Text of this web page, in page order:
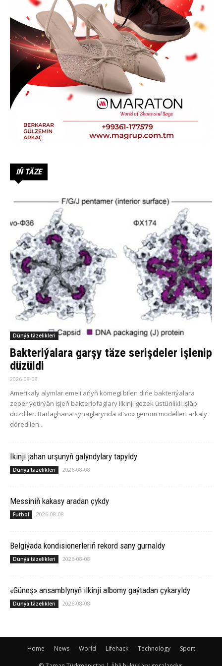
IŇ TÄZE
Dünýä täzelikleri
Bakteriýalara garşy täze serişdeler işlenip
düzüldi
2026-08-08
Amerikaly alymlar emeli aňyň kömegi bilen diňe bakteriýalara
zeper ýetirýän işjeň bakteriofaglary ilkinji gezek üstünlikli işläp
düzdiler. Barlaghana synaglarynda «Evo» genom modelleri arkaly
döredilen...
Ikinji jahan urşunyň galyndylary tapyldy
Dünýä täzelikleri 2026-08-08
Messiniň kakasy aradan çykdy
Futbol 2026-08-08
Belgiýada kondisionerleriň rekord sany gurnaldy
Dünýä täzelikleri 2026-08-08
«Güneş» ansamblynyň ilkinji albomy gaýtadan çykaryldy
Dünýä täzelikleri 2026-08-08
Home News World Lifehack Technology Sport